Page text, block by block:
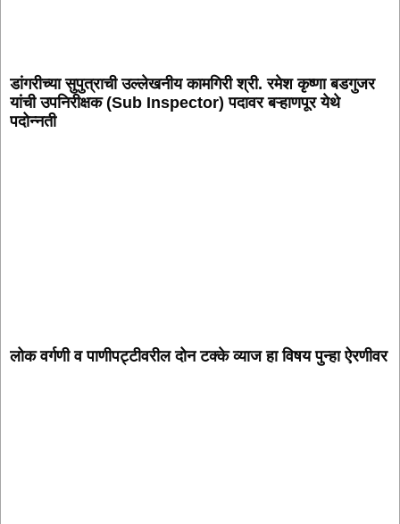
डांगरीच्या सुपुत्राची उल्लेखनीय कामगिरी श्री. रमेश कृष्णा बडगुजर
यांची उपनिरीक्षक (Sub Inspector) पदावर बऱ्हाणपूर येथे
पदोन्नती
लोक वर्गणी व पाणीपट्टीवरील दोन टक्के व्याज हा विषय पुन्हा ऐरणीवर